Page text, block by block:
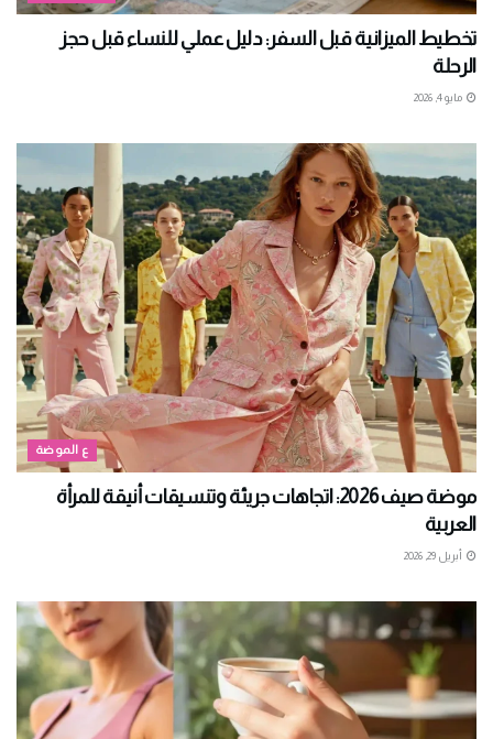
تخطيط الميزانية قبل السفر: دليل عملي للنساء قبل حجز
الرحلة
مايو 4, 2026
ع الموضة
موضة صيف 2026: اتجاهات جريئة وتنسيقات أنيقة للمرأة
العربية
أبريل 29, 2026